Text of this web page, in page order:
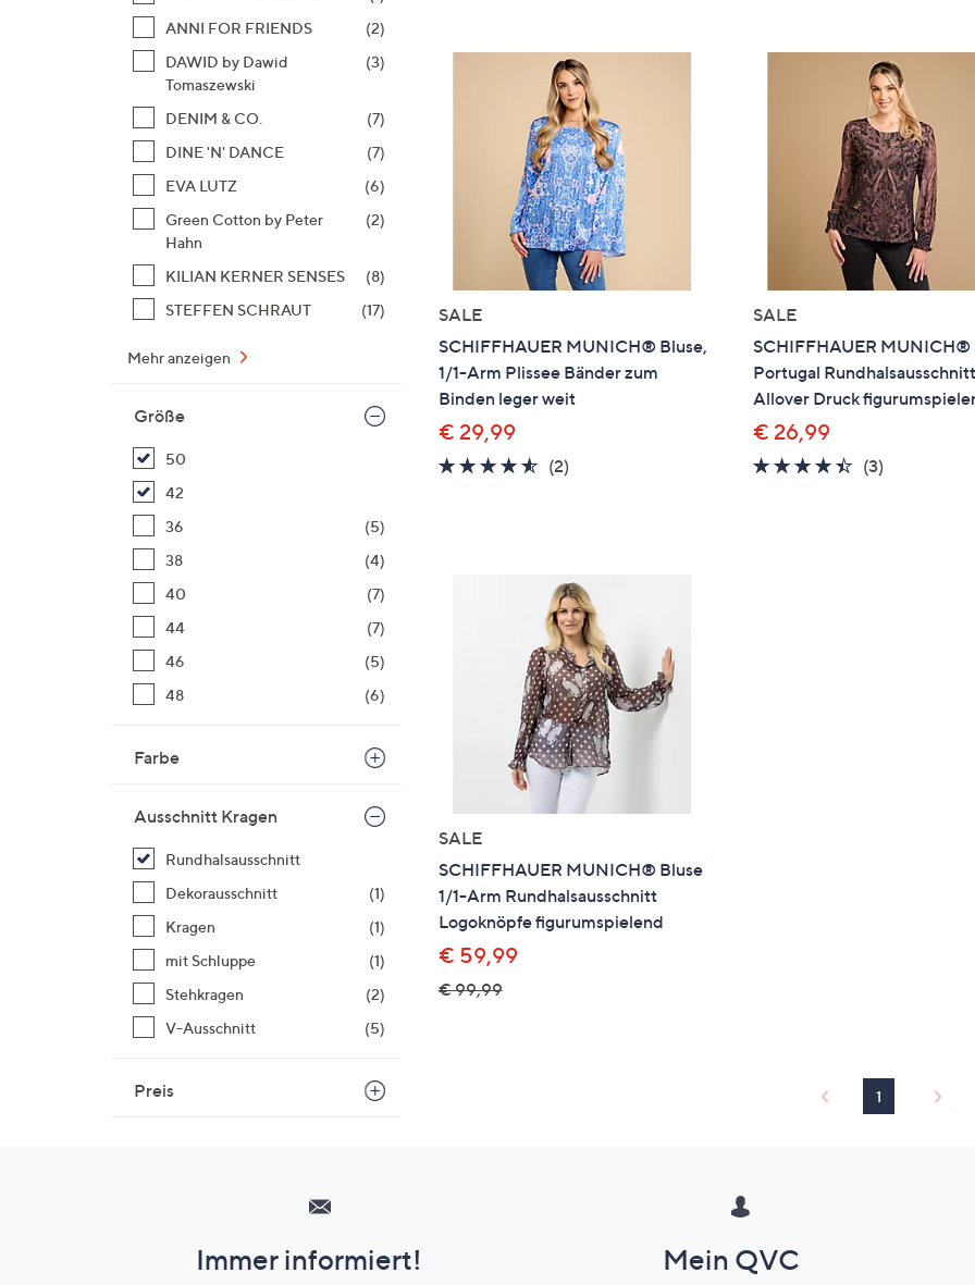
ANNI FOR FRIENDS
(2)
DAWID by Dawid
Tomaszewski
(3)
DENIM & CO.
(7)
DINE 'N' DANCE
(7)
EVA LUTZ
(6)
Green Cotton by Peter
Hahn
(2)
KILIAN KERNER SENSES
(8)
STEFFEN SCHRAUT
(17)
Mehr anzeigen
Größe
50
42
36
(5)
38
(4)
40
(7)
44
(7)
46
(5)
48
(6)
Farbe
Ausschnitt Kragen
Rundhalsausschnitt
Dekorausschnitt
(1)
Kragen
(1)
mit Schluppe
(1)
Stehkragen
(2)
V-Ausschnitt
(5)
Preis
SALE
SCHIFFHAUER MUNICH® Bluse,
1/1-Arm Plissee Bänder zum
Binden leger weit
€ 29,99
4.5
(2)2
SALE
SCHIFFHAUER MUNICH®
Portugal Rundhalsausschnitt
Allover Druck
€ 26,99
4.3
(3)
SALE
SCHIFFHAUER MUNICH® Bluse
1/1-Arm Rundhalsausschnitt
Logoknöpfe figurumspielend
€ 59,99
€ 99,99
1
Unternehmensinformationen
Immer informiert! Mein QVC